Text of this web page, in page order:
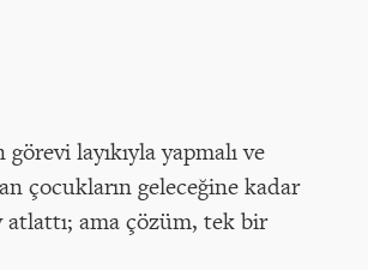
layıkıyla yapmalı ve
çocukların geleceğine kadar
atlattı; ama çözüm, tek bir